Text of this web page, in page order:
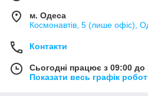
м. Одеса
Космонавтів, 5 (лише офіс),
Контакти
Сьогодні працює з 09:00 до
Показати весь графік